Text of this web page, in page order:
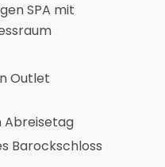
SPA mit
Outlet
Abreisetag
Barockschloss